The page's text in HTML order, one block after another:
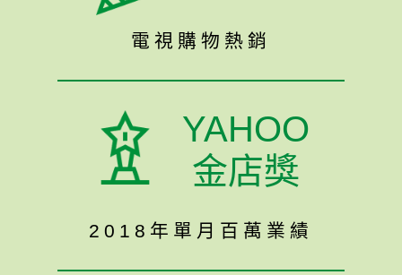
電視購物熱銷
YAHOO
金店獎
2018年單月百萬業績